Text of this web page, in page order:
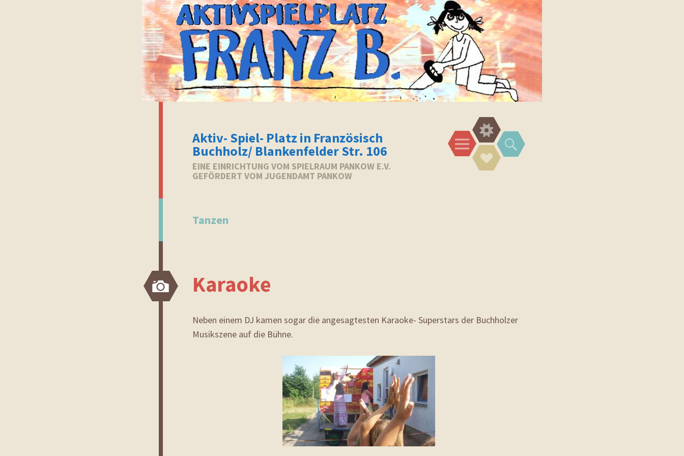
Aktiv- Spiel- Platz in Französisch
Buchholz/ Blankenfelder Str. 106
EINE EINRICHTUNG VOM SPIELRAUM PANKOW E.V.
GEFÖRDERT VOM JUGENDAMT PANKOW
Menü
Widgets
Social-
Links
Suchen
Tanzen
BildKaraoke
Neben einem DJ kamen sogar die angesagtesten Karaoke- Superstars der Buchholzer
Musikszene auf die Bühne.